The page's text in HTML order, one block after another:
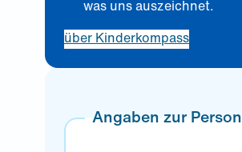
was uns auszeichnet.
über Kinderkompass
Angaben zur Person